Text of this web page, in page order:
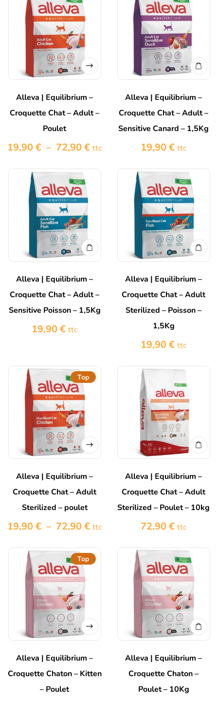
Alleva | Equilibrium –
Croquette Chat – Adult –
Poulet
19,90€ – 72,90€ ttc
Alleva | Equilibrium –
Croquette Chat – Adult –
Sensitive Canard – 1,5Kg
19,90€ ttc
Alleva | Equilibrium –
Croquette Chat – Adult –
Sensitive Poisson – 1,5Kg
19,90€ ttc
Alleva | Equilibrium –
Croquette Chat – Adult
Sterilized – Poisson –
1,5Kg
19,90€ ttc
Top
Alleva | Equilibrium –
Croquette Chat – Adult
Sterilized – poulet
19,90€ – 72,90€ ttc
Alleva | Equilibrium –
Croquette Chat – Adult
Sterilized – Poulet – 10kg
72,90€ ttc
Top
Alleva | Equilibrium –
Croquette Chaton – Kitten
– Poulet
Alleva | Equilibrium –
Croquette Chaton –
Poulet – 10Kg